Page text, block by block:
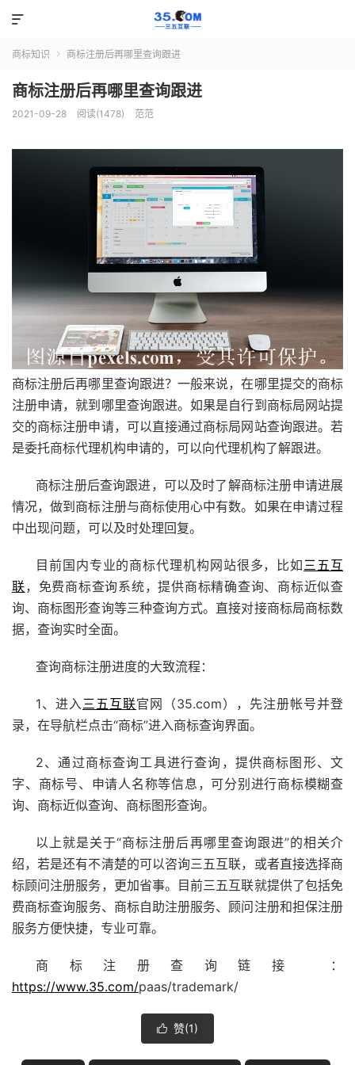

商标知识  商标注册后再哪里查询跟进
商标注册后再哪里查询跟进
2021-09-28 阅读(1478) 范范
商标注册后再哪里查询跟进？一般来说，在哪里提交的商标
注册申请，就到哪里查询跟进。如果是自行到商标局网站提
交的商标注册申请，可以直接通过商标局网站查询跟进。若
是委托商标代理机构申请的，可以向代理机构了解跟进。
商标注册后查询跟进，可以及时了解商标注册申请进展
情况，做到商标注册与商标使用心中有数。如果在申请过程
中出现问题，可以及时处理回复。
目前国内专业的商标代理机构网站很多，比如 三五互
联，免费商标查询系统，提供商标精确查询、商标近似查
询、商标图形查询等三种查询方式。直接对接商标局商标数
据，查询实时全面。
查询商标注册进度的大致流程：
1、进入 三五互联官网（35.com），先注册帐号并登
录，在导航栏点击“商标”进入商标查询界面。
2、通过商标查询工具进行查询，提供商标图形、文
字、商标号、申请人名称等信息，可分别进行商标模糊查
询、商标近似查询、商标图形查询。
以上就是关于“商标注册后再哪里查询跟进”的相关介
绍，若是还有不清楚的可以咨询三五互联，或者直接选择商
标顾问注册服务，更加省事。目前三五互联就提供了包括免
费商标查询服务、商标自助注册服务、顾问注册和担保注册
服务方便快捷，专业可靠。
商标注册查询链接 ：
https://www.35.com/paas/trademark/
 赞(1)